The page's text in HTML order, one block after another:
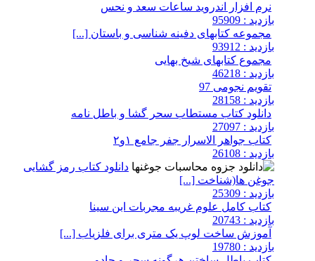
نرم افزار اندروید ساعات سعد و نحس
بازدید : 95909
مجموعه کتابهای دفینه شناسی و باستان [...]
بازدید : 93912
مجموع کتابهای شیخ بهایی
بازدید : 46218
تقویم نجومی 97
بازدید : 28158
دانلود کتاب مستطاب سحر گشا و باطل نامه
بازدید : 27097
کتاب جواهر الاسرار جفر جامع ۱و۲
بازدید : 26108
دانلود کتاب رمز گشایی
جوغن ها(شناخت [...]
بازدید : 25309
کتاب کامل علوم غریبه مجربات ابن سینا
بازدید : 20743
آموزش ساخت لوپ یک متری برای فلزیاب [...]
بازدید : 19780